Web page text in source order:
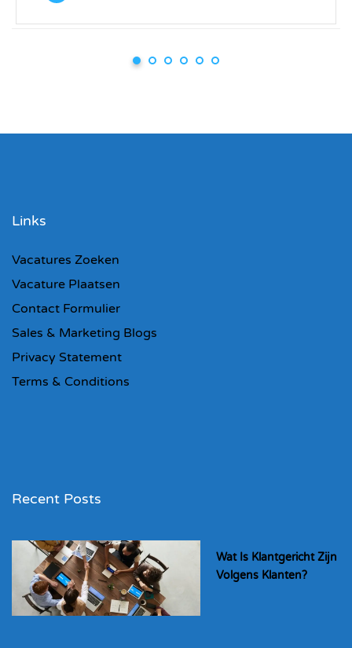
Links
Vacatures Zoeken
Vacature Plaatsen
Contact Formulier
Sales & Marketing Blogs
Privacy Statement
Terms & Conditions
Recent Posts
Wat Is Klantgericht Zijn
Volgens Klanten?